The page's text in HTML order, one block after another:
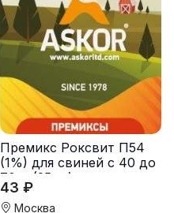
Премикс Роксвит П54
(1%) для свиней с 40 до
70кг (25 кг)
43 ₽
Москва